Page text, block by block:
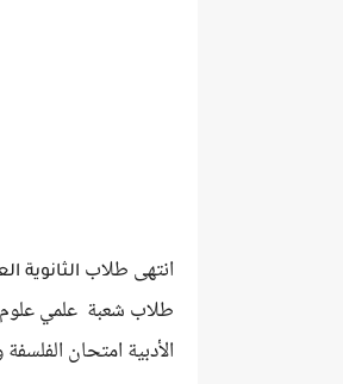
انتهى طلاب الثانوية
طلاب شعبة علمي علوم
الأدبية امتحان